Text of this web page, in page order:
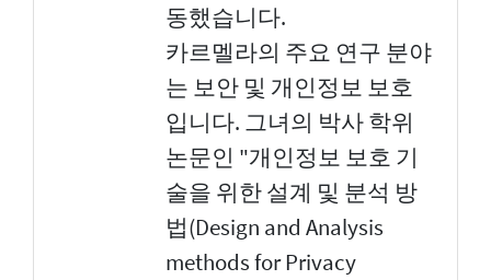
동했습니다.
카르멜라의 주요 연구 분야
는 보안 및 개인정보 보호
입니다. 그녀의 박사 학위
논문인 "개인정보 보호 기
술을 위한 설계 및 분석 방
법(Design and Analysis
methods for Privacy